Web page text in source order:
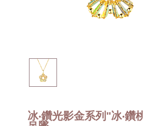
冰‧鑽光影金系列"冰‧鑽